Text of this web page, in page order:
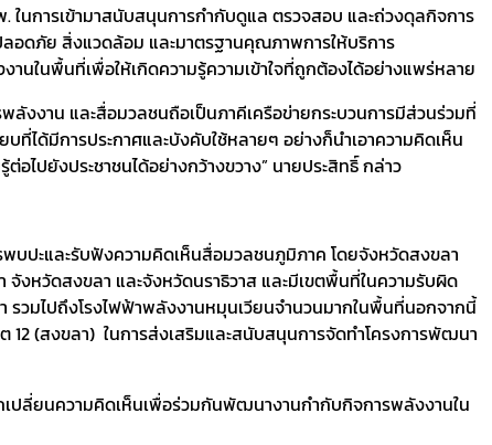
การเข้ามาสนับสนุนการกำกับดูแล ตรวจสอบ และถ่วงดุลกิจการ
อดภัย สิ่งแวดล้อม และมาตรฐานคุณภาพการให้บริการ
นในพื้นที่เพื่อให้เกิดความรู้ความเข้าใจที่ถูกต้องได้อย่างแพร่หลาย
งงาน และสื่อมวลชนถือเป็นภาคีเครือข่ายกระบวนการมีส่วนร่วมที่
ด้มีการประกาศและบังคับใช้หลายๆ อย่างก็นำเอาความคิดเห็น
ไปยังประชาชนได้อย่างกว้างขวาง” นายประสิทธิ์ กล่าว
บปะและรับฟังความคิดเห็นสื่อมวลชนภูมิภาค โดยจังหวัดสงขลา
หวัดสงขลา และจังหวัดนราธิวาส และมีเขตพื้นที่ในความรับผิด
วมไปถึงโรงไฟฟ้าพลังงานหมุนเวียนจำนวนมากในพื้นที่นอกจากนี้
(สงขลา) ในการส่งเสริมและสนับสนุนการจัดทำโครงการพัฒนา
ปลี่ยนความคิดเห็นเพื่อร่วมกันพัฒนางานกำกับกิจการพลังงานใน